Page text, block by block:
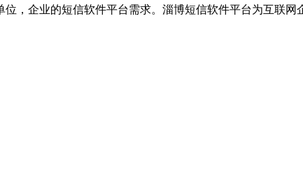
，企业的短信软件平台需求。淄博短信软件平台为互联网